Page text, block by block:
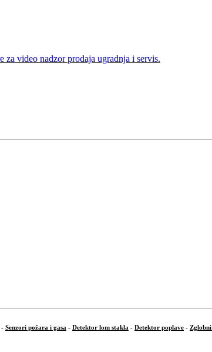
- Senzori požara i gasa - Detektor lom stakla - Detektor poplave - Zglobni